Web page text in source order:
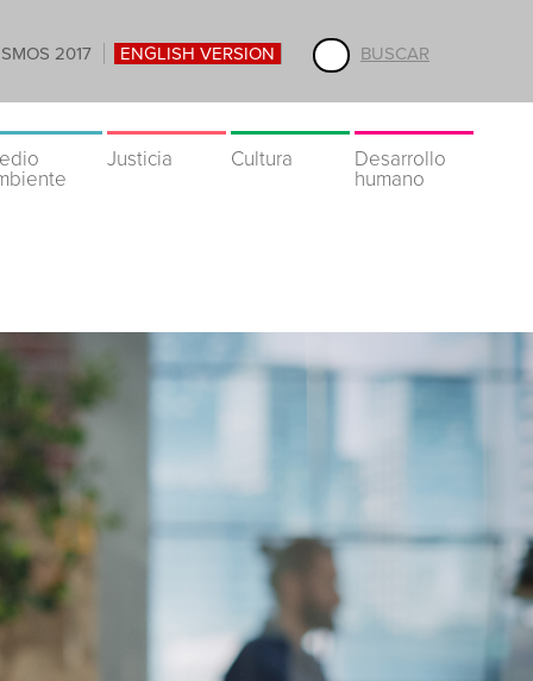
BUSCAR
2017 ENGLISH VERSION
Justicia Cultura
Desarrollo
humano